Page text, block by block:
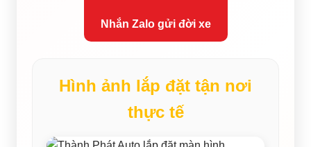
Nhắn Zalo gửi đời xe
Hình ảnh lắp đặt tận nơi
thực tế